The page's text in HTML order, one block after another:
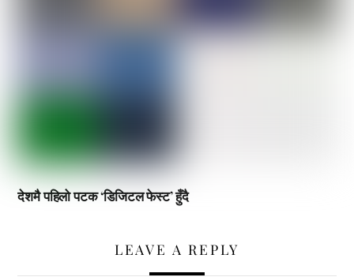
देशमै पहिलो पटक ‘डिजिटल फेस्ट’ हुँदै
LEAVE A REPLY